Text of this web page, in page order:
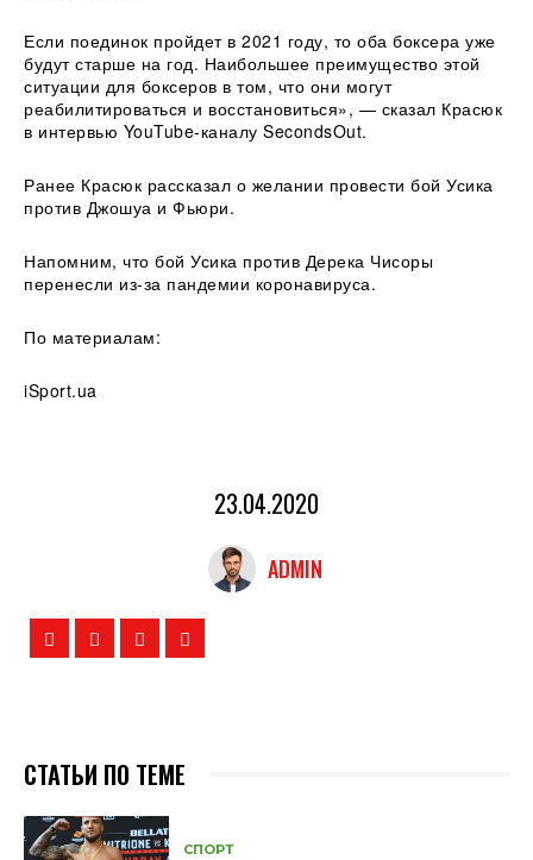
Если поединок пройдет в 2021 году, то оба боксера уже
будут старше на год. Наибольшее преимущество этой
ситуации для боксеров в том, что они могут
реабилитироваться и восстановиться», — сказал Красюк
в интервью YouTube-каналу SecondsOut.
Ранее Красюк рассказал о желании провести бой Усика
против Джошуа и Фьюри.
Напомним, что бой Усика против Дерека Чисоры
перенесли из-за пандемии коронавируса.
По материалам:
iSport.ua
23.04.2020
ADMIN
СТАТЬИ ПО ТЕМЕ
СПОРТ